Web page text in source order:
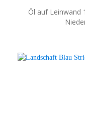
Öl auf Leinwand